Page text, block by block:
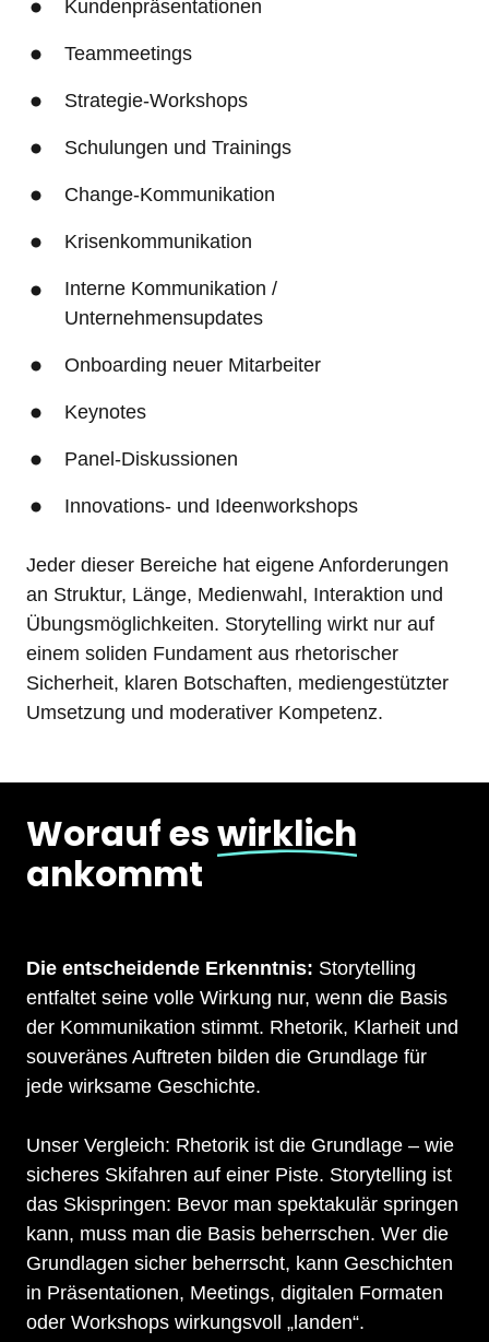
Kundenpräsentationen
Teammeetings
Strategie-Workshops
Schulungen und Trainings
Change-Kommunikation
Krisenkommunikation
Interne Kommunikation /
Unternehmensupdates
Onboarding neuer Mitarbeiter
Keynotes
Panel-Diskussionen
Innovations- und Ideenworkshops
Jeder dieser Bereiche hat eigene Anforderungen
an Struktur, Länge, Medienwahl, Interaktion und
Übungsmöglichkeiten. Storytelling wirkt nur auf
einem soliden Fundament aus rhetorischer
Sicherheit, klaren Botschaften, mediengestützter
Umsetzung und moderativer Kompetenz.
Worauf es wirklich
ankommt
Die entscheidende Erkenntnis: Storytelling
entfaltet seine volle Wirkung nur, wenn die Basis
der Kommunikation stimmt. Rhetorik, Klarheit und
souveränes Auftreten bilden die Grundlage für
jede wirksame Geschichte.
Unser Vergleich: Rhetorik ist die Grundlage – wie
sicheres Skifahren auf einer Piste. Storytelling ist
das Skispringen: Bevor man spektakulär springen
kann, muss man die Basis beherrschen. Wer die
Grundlagen sicher beherrscht, kann Geschichten
in Präsentationen, Meetings, digitalen Formaten
oder Workshops wirkungsvoll „landen“.